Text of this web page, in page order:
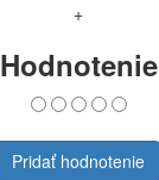
+
Hodnotenie
Pridať hodnotenie